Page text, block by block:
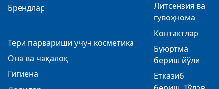
Брендлар
Тери парвариши учун косметика
Она ва чақалоқ
Гигиена
Литсензия ва
гувоҳнома
Контактлар
Буюртма
бериш йўли
Етказиб